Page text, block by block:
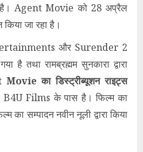
है। Agent Movie को 28 अप्रैल
जा रहा है।
और Surender 2
तथा रामब्रह्मम सुनकारा द्वारा
का डिस्ट्रीब्यूशन राइट्स
Films के पास है। फिल्म का
का सम्पादन नवीन नूली द्वारा किया